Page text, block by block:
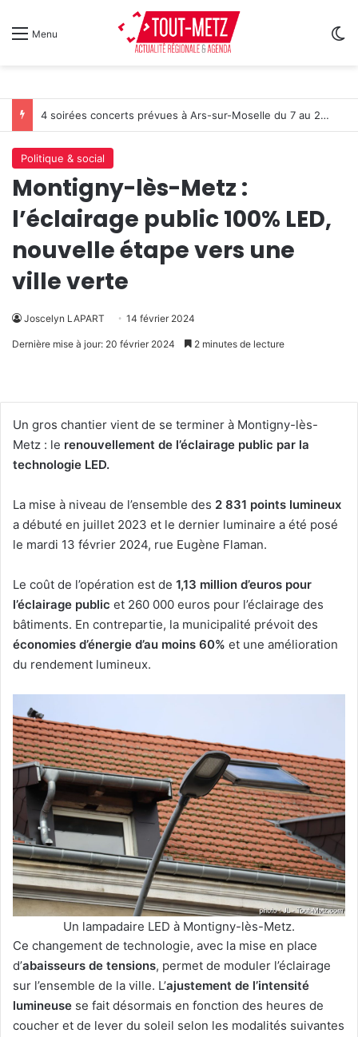
Menu
Metz : J-1 avant le cinéma plein air au Plan d’Eau
Politique & social
Montigny-lès-Metz :
l’éclairage public 100% LED,
nouvelle étape vers une
ville verte
Joscelyn LAPART 14 février 2024
Dernière mise à jour: 20 février 2024 2 minutes de lecture
Un gros chantier vient de se terminer à Montigny-lès-
Metz : le renouvellement de l’éclairage public par la
technologie LED.
La mise à niveau de l’ensemble des 2 831 points lumineux
a débuté en juillet 2023 et le dernier luminaire a été posé
le mardi 13 février 2024, rue Eugène Flaman.
Le coût de l’opération est de 1,13 million d’euros pour
l’éclairage public et 260 000 euros pour l’éclairage des
bâtiments. En contrepartie, la municipalité prévoit des
économies d’énergie d’au moins 60% et une amélioration
du rendement lumineux.
Un lampadaire LED à Montigny-lès-Metz.
Ce changement de technologie, avec la mise en place
d’abaisseurs de tensions, permet de moduler l’éclairage
sur l’ensemble de la ville. L’ajustement de l’intensité
lumineuse se fait désormais en fonction des heures de
coucher et de lever du soleil selon les modalités suivantes